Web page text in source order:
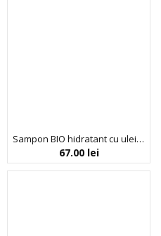
Sampon BIO hidratant cu ulei de masline pentru parul uscat si casant , Noah, 250 ml
67.00 lei